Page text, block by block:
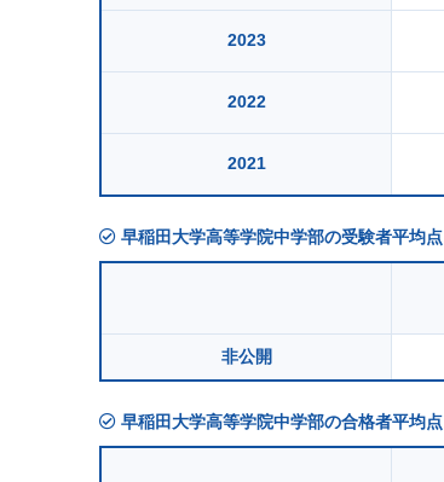
2023
2022
2021
早稲田大学高等学院中学部の受験者平均点
非公開
早稲田大学高等学院中学部の合格者平均点